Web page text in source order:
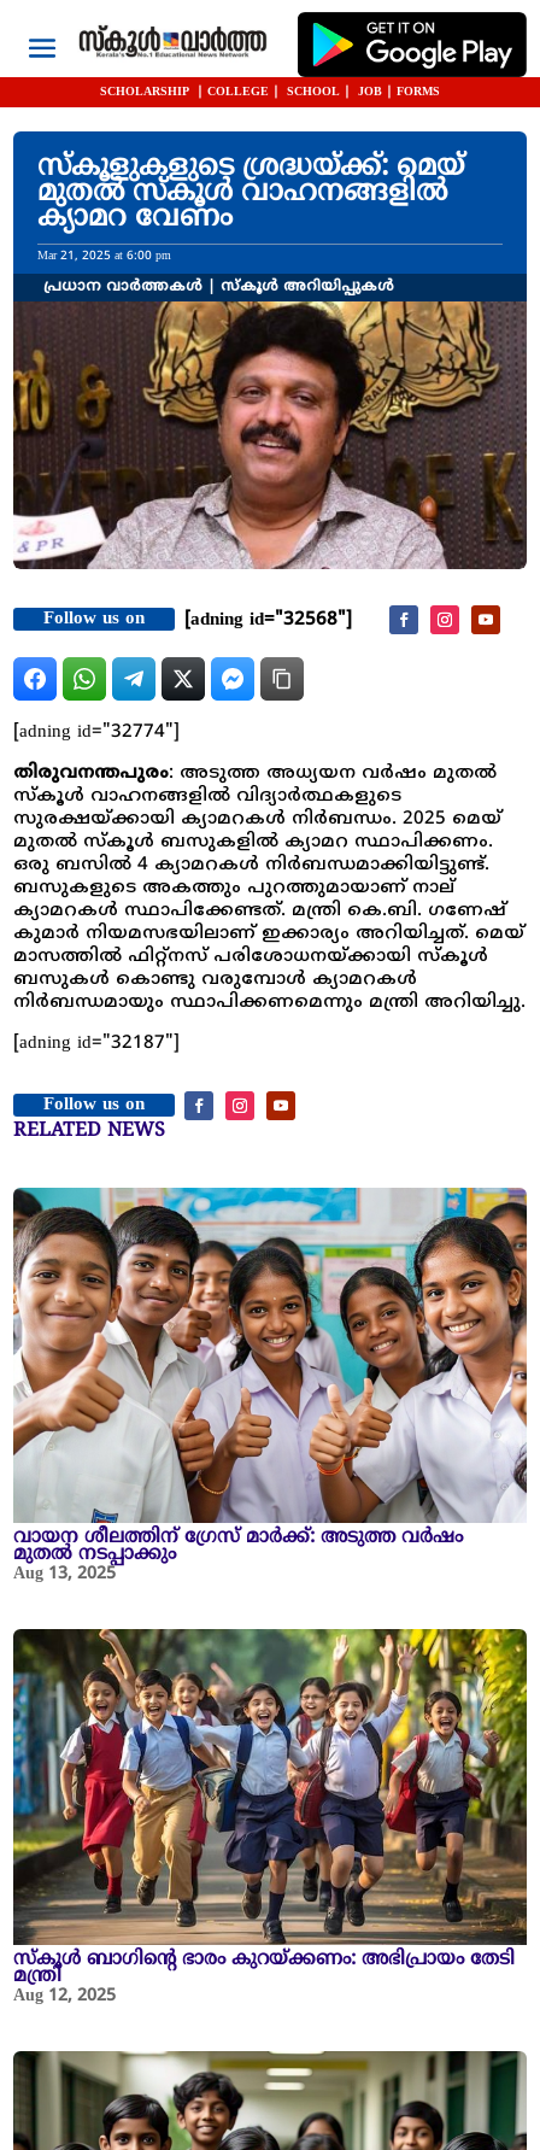
SCHOLARSHIP COLLEGE SCHOOL JOB FORMS
സ്കൂളുകളുടെ ശ്രദ്ധയ്ക്ക്: മെയ്
മുതൽ സ്കൂൾ വാഹനങ്ങളിൽ
ക്യാമറ വേണം
Mar 21, 2025 at 6:00 pm
പ്രധാന വാർത്തകൾ |സ്കൂൾ അറിയിപ്പുകൾ
Follow us on [adning id="32568"]
[adning id="32774"]
തിരുവനന്തപുരം: അടുത്ത അധ്യയന വർഷം മുതൽ
സ്കൂൾ വാഹനങ്ങളിൽ വിദ്യാർത്ഥകളുടെ
സുരക്ഷയ്ക്കായി ക്യാമറകൾ നിർബന്ധം. 2025 മെയ്
മുതൽ സ്‌കൂള്‍ ബസുകളില്‍ ക്യാമറ സ്ഥാപിക്കണം.
ഒരു ബസിൽ 4 ക്യാമറകള്‍ നിര്‍ബന്ധമാക്കിയിട്ടുണ്ട്.
ബസുകളുടെ അകത്തും പുറത്തുമായാണ് നാല്
ക്യാമറകള്‍ സ്ഥാപിക്കേണ്ടത്. മന്ത്രി കെ.ബി. ഗണേഷ്
കുമാര്‍ നിയമസഭയിലാണ് ഇക്കാര്യം അറിയിച്ചത്. മെയ്
മാസത്തില്‍ ഫിറ്റ്‌നസ് പരിശോധനയ്ക്കായി സ്‌കൂള്‍
ബസുകള്‍ കൊണ്ടു വരുമ്പോള്‍ ക്യാമറകള്‍
നിര്‍ബന്ധമായും സ്ഥാപിക്കണമെന്നും മന്ത്രി അറിയിച്ചു.
[adning id="32187"]
Follow us on
RELATED NEWS
വായന ശീലത്തിന് ഗ്രേസ് മാർക്ക്: അടുത്ത വർഷം
മുതൽ നടപ്പാക്കും
Aug 13, 2025
സ്കൂൾ ബാഗിന്റെ ഭാരം കുറയ്ക്കണം: അഭിപ്രായം തേടി
മന്ത്രി
Aug 12, 2025